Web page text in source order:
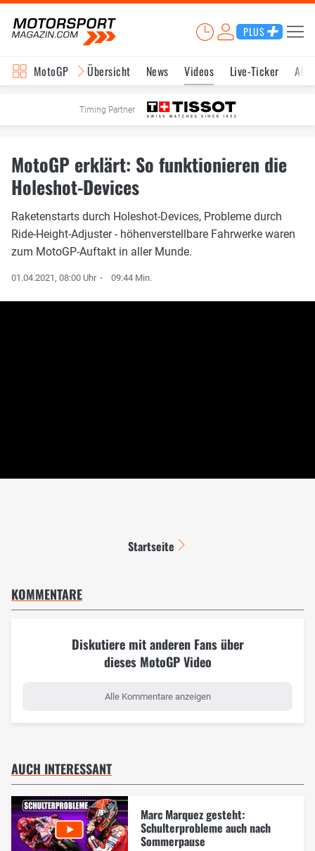
PLUS
MotoGP Übersicht News Videos Live-Ticker
Timing Partner
MotoGP erklärt: So funktionieren die
Holeshot-Devices
Raketenstarts durch Holeshot-Devices, Probleme durch
Ride-Height-Adjuster - höhenverstellbare Fahrwerke waren
zum MotoGP-Auftakt in aller Munde.
01.04.2021, 08:00 Uhr 09:44 Min.
Startseite
KOMMENTARE
Diskutiere mit anderen Fans über
dieses MotoGP Video
Alle Kommentare anzeigen
AUCH INTERESSANT
Marc Marquez gesteht:
Schulterprobleme auch nach
Sommerpause